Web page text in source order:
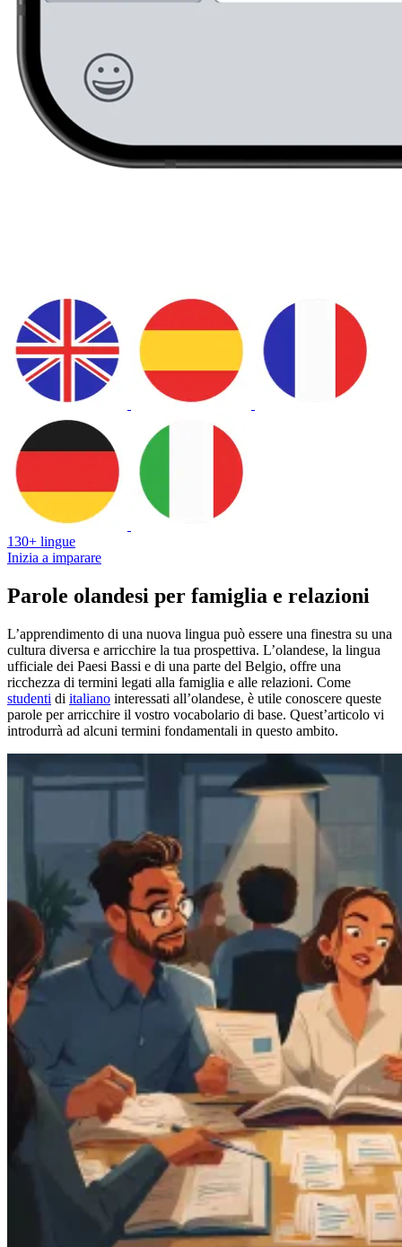
130+ lingue
Inizia a imparare
Parole olandesi per famiglia e relazioni
L’apprendimento di una nuova lingua può essere una finestra su una
cultura diversa e arricchire la tua prospettiva. L’olandese, la lingua
ufficiale dei Paesi Bassi e di una parte del Belgio, offre una
ricchezza di termini legati alla famiglia e alle relazioni. Come
studenti di italiano interessati all’olandese, è utile conoscere queste
parole per arricchire il vostro vocabolario di base. Quest’articolo vi
introdurrà ad alcuni termini fondamentali in questo ambito.